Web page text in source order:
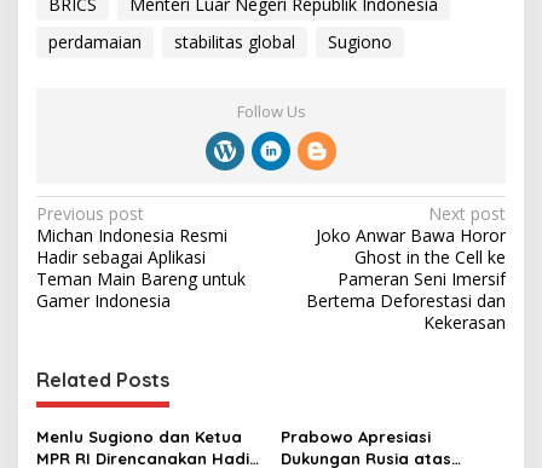
BRICS
Menteri Luar Negeri Republik Indonesia
perdamaian
stabilitas global Sugiono
Follow Us
P
o
s
a
v
i
Previous post
Michan Indonesia Resmi
Hadir sebagai Aplikasi
Teman Main Bareng untuk
Gamer Indonesia
Next post
Joko Anwar Bawa Horor
Ghost in the Cell ke
Pameran Seni Imersif
Bertema Deforestasi dan
Kekerasan
Related Posts
Menlu Sugiono dan Ketua
MPR RI Direncanakan Hadiri
Prabowo Apresiasi
Dukungan Rusia atas